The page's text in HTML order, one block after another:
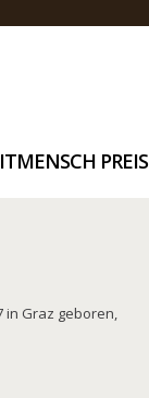
PREIS
in Graz geboren,